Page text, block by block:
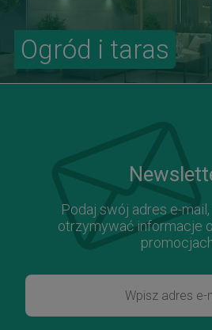
Ogród i taras
Podaj swój adres e-
otrzymywać informacje